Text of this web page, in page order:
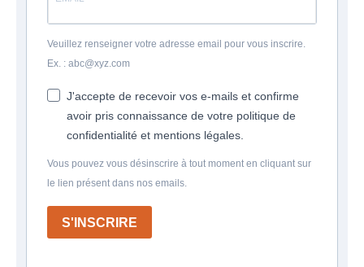
Veuillez renseigner votre adresse email pour vous inscrire.
Ex. : abc@xyz.com
J'accepte de recevoir vos e-mails et confirme
avoir pris connaissance de votre politique de
confidentialité et mentions légales.
Vous pouvez vous désinscrire à tout moment en cliquant sur
le lien présent dans nos emails.
S'INSCRIRE